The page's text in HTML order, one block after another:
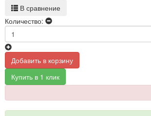
В сравнение
Количество:
Добавить в корзину
Купить в 1 клик